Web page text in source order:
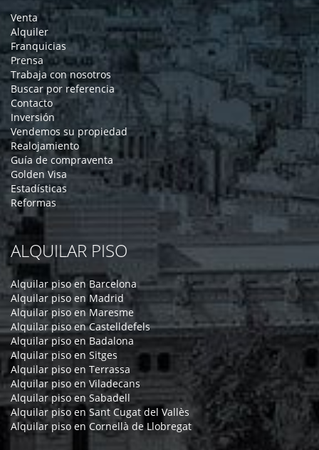
Venta
Alquiler
Franquicias
Prensa
Trabaja con nosotros
Buscar por referencia
Contacto
Inversión
Vendemos su propiedad
Realojamiento
Guía de compraventa
Golden Visa
Estadísticas
Reformas
ALQUILAR PISO
Alquilar piso en Barcelona
Alquilar piso en Madrid
Alquilar piso en Maresme
Alquilar piso en Castelldefels
Alquilar piso en Badalona
Alquilar piso en Sitges
Alquilar piso en Terrassa
Alquilar piso en Viladecans
Alquilar piso en Sabadell
Alquilar piso en Sant Cugat del Vallès
Alquilar piso en Cornellà de Llobregat